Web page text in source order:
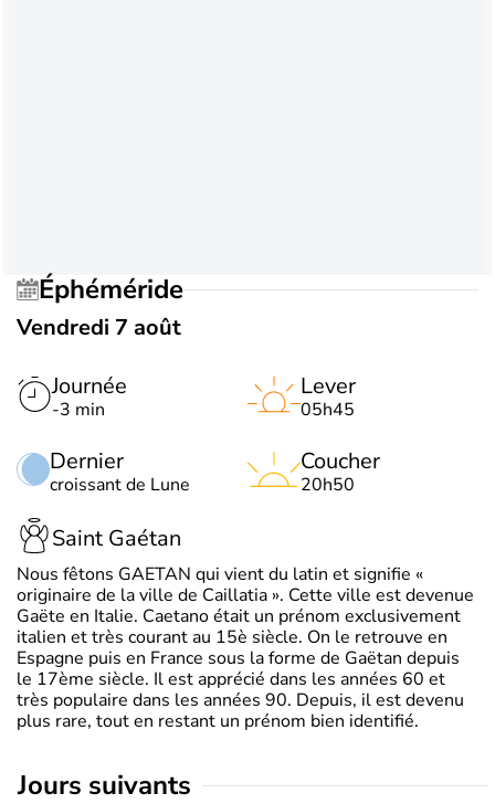
Éphéméride
Vendredi 7 août
Journée
-3 min
Dernier
croissant de Lune
Lever
05h45
Coucher
20h50
Saint Gaétan
Nous fêtons GAETAN qui vient du latin et signifie «
originaire de la ville de Caillatia ». Cette ville est devenue
Gaëte en Italie. Caetano était un prénom exclusivement
italien et très courant au 15è siècle. On le retrouve en
Espagne puis en France sous la forme de Gaëtan depuis
le 17ème siècle. Il est apprécié dans les années 60 et
très populaire dans les années 90. Depuis, il est devenu
plus rare, tout en restant un prénom bien identifié.
jours suivants